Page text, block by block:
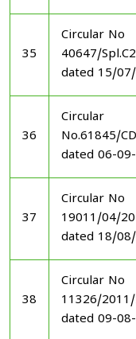
35
Circular No
40647/
dated 15/
36
Circular
No.61845/
dated 06-
37
Circular No
19011/04/
dated 18/
38
Circular No
11326/2011/
dated 09-